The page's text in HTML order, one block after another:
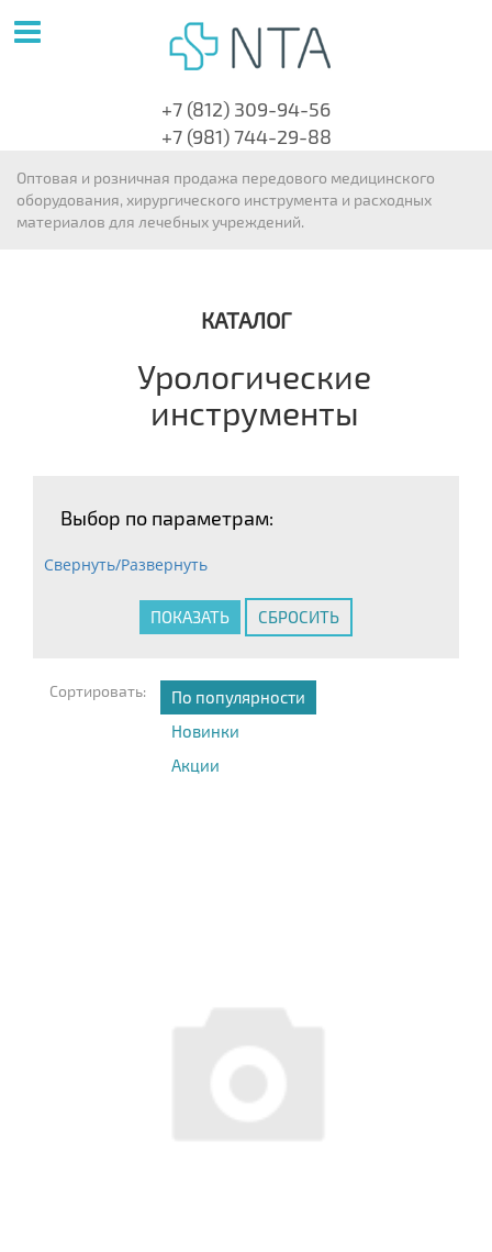
+7 (812) 309-94-56
+7 (981) 744-29-88
Оптовая и розничная продажа передового медицинского
оборудования, хирургического инструмента и расходных
материалов для лечебных учреждений.
КАТАЛОГ
Урологические
инструменты
Выбор по параметрам:
Свернуть/Развернуть
Сортировать:
По популярности
Новинки
Акции